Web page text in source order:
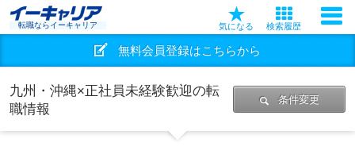
転職ならイーキャリア 気になる 検索履歴
無料会員登録はこちらから
九州・沖縄×正社員未経験歓迎の転
職情報
条件変更